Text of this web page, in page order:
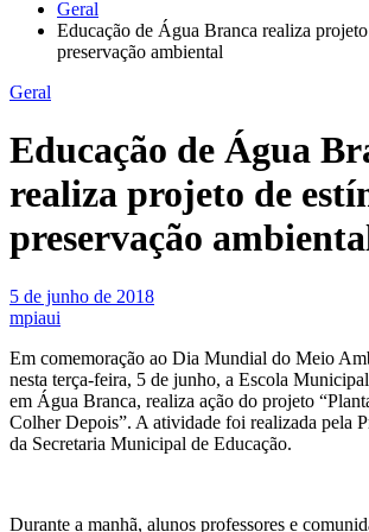
Geral
Educação de Água Branca realiza
preservação ambiental
Geral
Educação de Água
realiza projeto de
preservação
5 de junho de 2018
mpiaui
Em comemoração ao Dia Mundial do Meio
nesta terça-feira, 5 de junho, a Escola
em Água Branca, realiza ação do projeto
Colher Depois”. A atividade foi realizada pela
da Secretaria Municipal de Educação.
Durante a manhã, alunos professores e